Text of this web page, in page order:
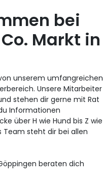
bei
Markt in
unserem umfangreichen
Unsere Mitarbeiter
stehen dir gerne mit Rat
Informationen
über H wie Hund bis Z wie
Team steht dir bei allen
beraten dich